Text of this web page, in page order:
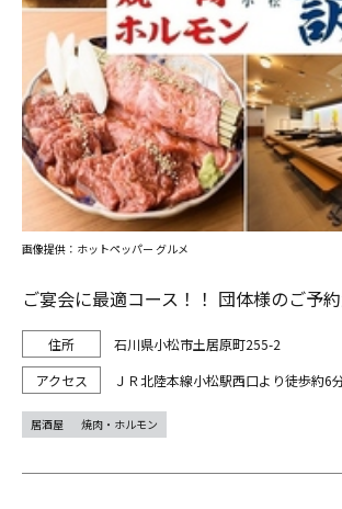
ご宴会に最適コース！！ 団体様のご予約
石川県小松市土居原町255-2
ＪＲ北陸本線小松駅西口より徒歩約6
画像提供：ホットペッパー グルメ
居酒屋 焼肉・ホルモン